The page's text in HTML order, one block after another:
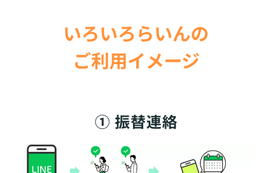
いろいろらいんの
ご利用イメージ
① 振替連絡